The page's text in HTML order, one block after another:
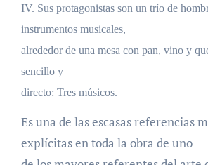
IV. Sus protagonistas son un trío de
instrumentos musicales,
alrededor de una mesa con pan, vino y
sencillo y
directo: Tres músicos.
Es una de las escasas referencias
explícitas en toda la obra de uno